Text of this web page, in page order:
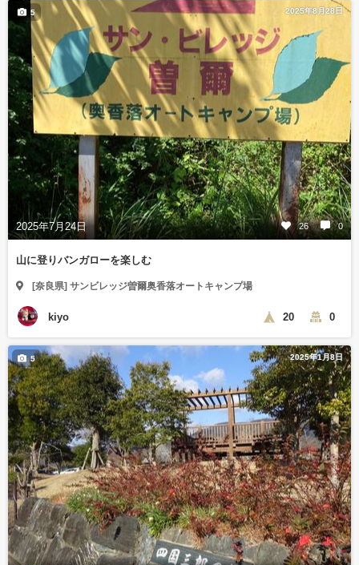
2025年8月28日
2025年7月24日 26 0
5
山に登りバンガローを楽しむ
[奈良県] サンビレッジ曽爾奥香落オートキャンプ場
kiyo 20 0
2025年1月8日
5